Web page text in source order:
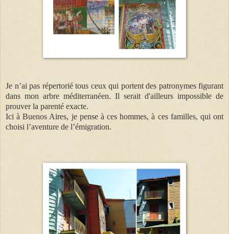
Je n’ai pas répertorié tous ceux qui portent des patronymes figurant
dans mon arbre méditerranéen. Il serait d'ailleurs impossible de
prouver la parenté exacte.
Ici à Buenos Aires, je pense à ces hommes, à ces familles, qui ont
choisi l’aventure de l’émigration.